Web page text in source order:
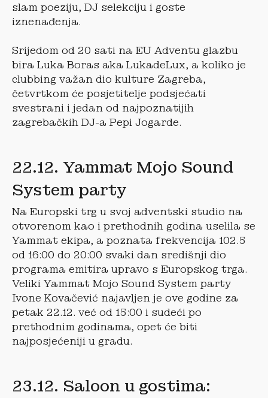
slam poeziju, DJ selekciju i goste
iznenađenja.
Srijedom od 20 sati na EU Adventu glazbu
bira Luka Boras aka LukadeLux, a koliko je
clubbing važan dio kulture Zagreba,
četvrtkom će posjetitelje podsjećati
svestrani i jedan od najpoznatijih
zagrebačkih DJ-a Pepi Jogarde.
22.12. Yammat Mojo Sound
System party
Na Europski trg u svoj adventski studio na
otvorenom kao i prethodnih godina uselila se
Yammat ekipa, a poznata frekvencija 102.5
od 16:00 do 20:00 svaki dan središnji dio
programa emitira upravo s Europskog trga.
Veliki Yammat Mojo Sound System party
Ivone Kovačević najavljen je ove godine za
petak 22.12. već od 15:00 i sudeći po
prethodnim godinama, opet će biti
najposjećeniji u gradu.
23.12. Saloon u gostima: